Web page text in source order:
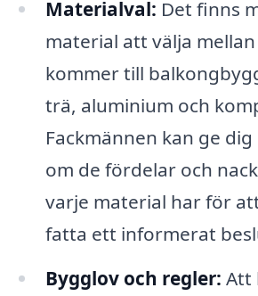
Materialval: Det finns
material att välja
kommer till
trä, aluminium och
Fackmännen kan ge
om de fördelar och
varje material har för
fatta ett informerat
Bygglov och regler: Att